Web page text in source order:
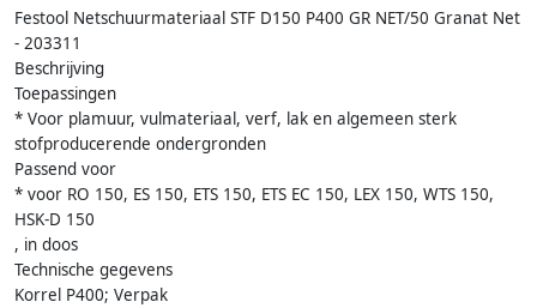
Festool Netschuurmateriaal STF D150 P400 GR NET/50 Granat Net
- 203311
Beschrijving
Toepassingen
* Voor plamuur, vulmateriaal, verf, lak en algemeen sterk
stofproducerende ondergronden
Passend voor
* voor RO 150, ES 150, ETS 150, ETS EC 150, LEX 150, WTS 150,
HSK-D 150
, in doos
Technische gegevens
Korrel P400; Verpak